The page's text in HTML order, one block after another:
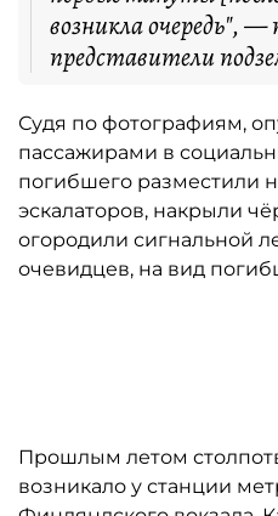
возникла очередь", —
представители
Судя по фотографиям,
пассажирами в
погибшего разместили
эскалаторов, накрыли
огородили сигнальной
очевидцев, на вид
Прошлым летом
возникало у станции